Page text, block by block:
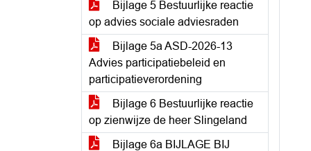
Bijlage 5 Bestuurlijke reactie
op advies sociale adviesraden
Bijlage 5a ASD-2026-13
Advies participatiebeleid en
participatieverordening
Bijlage 6 Bestuurlijke reactie
op zienwijze de heer Slingeland
Bijlage 6a BIJLAGE BIJ